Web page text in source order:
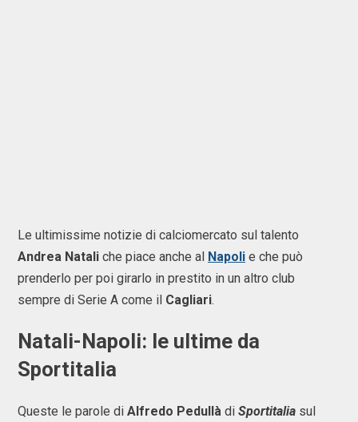
Le ultimissime notizie di calciomercato sul talento
Andrea Natali che piace anche al Napoli e che può
prenderlo per poi girarlo in prestito in un altro club
sempre di Serie A come il Cagliari.
Natali-Napoli: le ultime da
Sportitalia
Queste le parole di Alfredo Pedullà di Sportitalia sul